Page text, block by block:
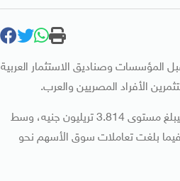
المؤسسات وصناديق الاستثمار العربية
الأفراد المصريين والعرب.
وخسر رأسمال السوقي لأسهم الشركات المقيدة بالبورصة بنهاية التعاملات نحو 8 مليارات جنيه ليبلغ مستوى 3.814 تريليون جنيه، وسط
فيما بلغت تعاملات سوق الأسهم نحو